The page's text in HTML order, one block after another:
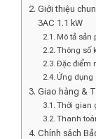
Giới thiệu
3AC 1.1 kW
Mô tả sản
Thông số
Đặc điểm
Ứng dụng
Giao hàng &
Thời gian
Thanh
Chính sách